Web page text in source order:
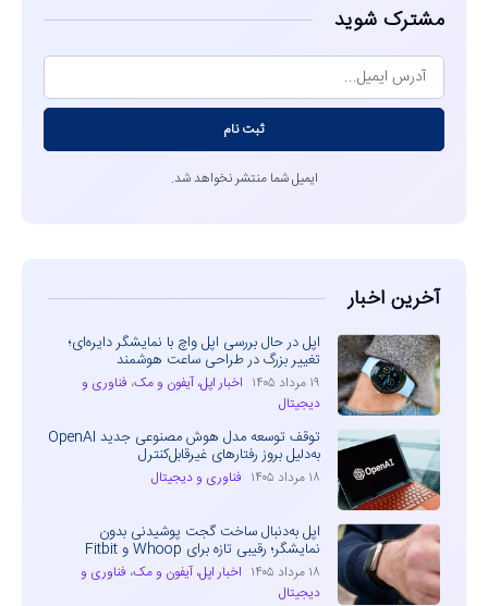
مشترک شوید
ثبت نام
ایمیل شما منتشر نخواهد شد.
آخرین اخبار
اپل در حال بررسی اپل واچ با نمایشگر دایره‌ای؛
تغییر بزرگ در طراحی ساعت هوشمند
۱۹ مرداد ۱۴۰۵ اخبار اپل، آیفون و مک، فناوری و
دیجیتال
توقف توسعه مدل هوش مصنوعی جدید OpenAI
به‌دلیل بروز رفتارهای غیرقابل‌کنترل
۱۸ مرداد ۱۴۰۵ فناوری و دیجیتال
اپل به‌دنبال ساخت گجت پوشیدنی بدون
نمایشگر؛ رقیبی تازه برای Whoop و Fitbit
۱۸ مرداد ۱۴۰۵ اخبار اپل، آیفون و مک، فناوری و
دیجیتال